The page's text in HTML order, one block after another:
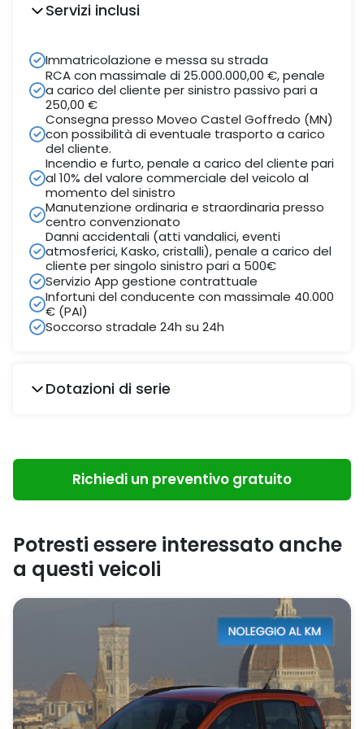
Servizi inclusi
Immatricolazione e messa su strada
RCA con massimale di 25.000.000,00 €, penale
a carico del cliente per sinistro passivo pari a
250,00 €
Consegna presso Moveo Castel Goffredo (MN)
con possibilità di eventuale trasporto a carico
del cliente.
Incendio e furto, penale a carico del cliente pari
al 10% del valore commerciale del veicolo al
momento del sinistro
Manutenzione ordinaria e straordinaria presso
centro convenzionato
Danni accidentali (atti vandalici, eventi
atmosferici, Kasko, cristalli), penale a carico del
cliente per singolo sinistro pari a 500€
Servizio App gestione contrattuale
Infortuni del conducente con massimale 40.000
€ (PAI)
Soccorso stradale 24h su 24h
Dotazioni di serie
Richiedi un preventivo gratuito
Potresti essere interessato anche
a questi veicoli